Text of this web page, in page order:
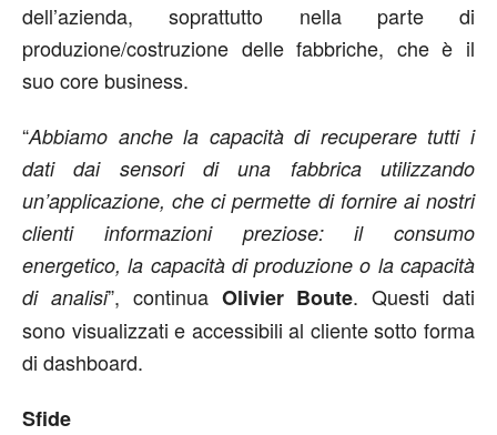
dell’azienda, soprattutto nella parte di
produzione/costruzione delle fabbriche, che è il
suo core business.
“Abbiamo anche la capacità di recuperare tutti i
dati dai sensori di una fabbrica utilizzando
un’applicazione, che ci permette di fornire ai nostri
clienti informazioni preziose: il consumo
energetico, la capacità di produzione o la capacità
di analisi”, continua Olivier Boute. Questi dati
sono visualizzati e accessibili al cliente sotto forma
di dashboard.
Sfide